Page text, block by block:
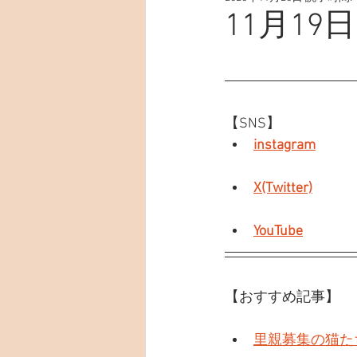
11月19
【SNS】
instagram
X(Twitter)
YouTube
【おすすめ記事】
里親募集の猫た